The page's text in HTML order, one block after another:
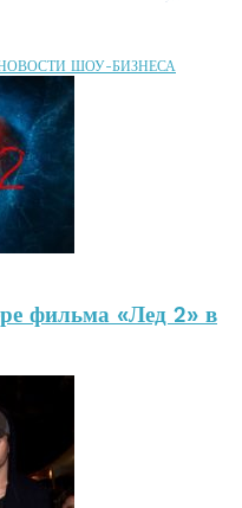
ШОУ-БИЗНЕСА
фильма «Лед 2» в